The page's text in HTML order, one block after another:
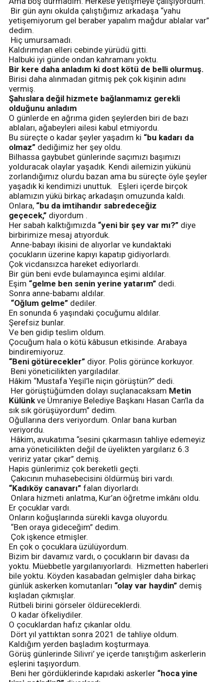
Bir gün aynı okulda çalıştığımız arkadaşa “yahu
yetişemiyorum gel beraber yapalım mağdur ablalar var”
dedim.
Hiç umursamadı.
Kaldırımdan elleri cebinde yürüdü gitti.
Halbuki iyi günde ondan kahramanı yoktu.
Bir kere daha anladım ki dost kötü de belli olurmuş.
Birisi daha alınmadan gitmiş pek çok kişinin adını
vermiş.
Şahıslara değil hizmete bağlanmamız gerekli
olduğunu anladım
O günlerde en ağrıma giden şeylerden biri de bazı
ablaları, ağabeyleri ailesi kabul etmiyordu.
Bu süreçte o kadar şeyler yaşadım ki “bu kadarı da
olmaz” dediğimiz her şey oldu.
Bilhassa gaybubet günlerinde saçımızı başımızı
yolduracak olaylar yaşadık. Kendi ailemizin yükünü
zorlandığımız olurdu bazan ama bu süreçte öyle şeyler
yaşadık ki kendimizi unuttuk. Eşleri içerde birçok
ablamızın yükü birkaç arkadaşın omuzunda kaldı.
Onlara, “bu da imtihandır sabredeceğiz
geçecek,” diyordum .
Her sabah kalktığımızda “yeni bir şey var mı?” diye
birbirimize mesaj atıyorduk.
Anne-babayı ikisini de alıyorlar ve kundaktaki
çocukların üzerine kapıyı kapatıp gidiyorlardı.
Çok vicdansızca hareket ediyorlardı.
Bir gün beni evde bulamayınca eşimi aldılar.
Eşim “gelme ben senin yerine yatarım” dedi.
Sonra anne-babamı aldılar.
“Oğlum gelme” dediler.
En sonunda 6 yaşındaki çocuğumu aldılar.
Şerefsiz bunlar.
Ve ben gidip teslim oldum.
Çocuğum hala o kötü kâbusun etkisinde. Arabaya
bindiremiyoruz.
“Beni götürecekler” diyor. Polis görünce korkuyor.
Beni yöneticilikten yargıladılar.
Hâkim “Mustafa Yeşil’le niçin görüştün?” dedi.
Her görüştüğümden dolayı suçlanacaksam Metin
Külünk ve Ümraniye Belediye Başkanı Hasan Can’la da
sık sık görüşüyordum” dedim.
Oğullarına ders veriyordum. Onlar bana kurban
veriyordu.
Hâkim, avukatıma “sesini çıkarmasın tahliye edemeyiz
ama yöneticilikten değil de üyelikten yargılarız 6.3
veririz yatar çıkar” demiş.
Hapis günlerimiz çok bereketli geçti.
Çakıcının muhasebecisini öldürmüş biri vardı.
“Kadıköy canavarı” falan diyorlardı.
Onlara hizmeti anlatma, Kur’an öğretme imkânı oldu.
Er çocuklar vardı.
Onların koğuşlarında sürekli kavga oluyordu.
“Ben oraya gideceğim” dedim.
Çok işkence etmişler.
En çok o çocuklara üzülüyordum.
Bizim bir davamız vardı, o çocukların bir davası da
yoktu. Müebbetle yargılanıyorlardı. Hizmetten haberleri
bile yoktu. Köyden kasabadan gelmişler daha birkaç
günlük askerken komutanları “olay var haydin” demiş
kışladan çıkmışlar.
Rütbeli birini görseler öldüreceklerdi.
O kadar öfkeliydiler.
O çocuklardan hafız çıkanlar oldu.
Dört yıl yattıktan sonra 2021 de tahliye oldum.
Kaldığım yerden başladım koşturmaya.
Görüş günlerinde Silivri’ ye içerde tanıştığım askerlerin
eşlerini taşıyordum.
Beni her gördüklerinde kapıdaki askerler “hoca yine